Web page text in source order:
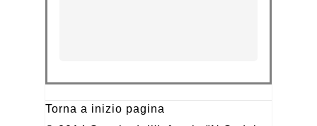
Torna a inizio pagina